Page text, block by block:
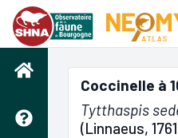
Coccinelle à
Tytthaspis
(Linnaeus,